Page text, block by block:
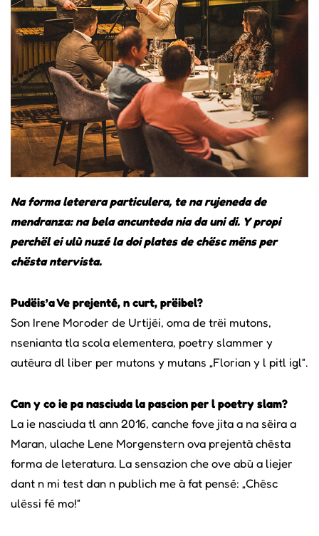
Na forma leterera particulera, te na rujeneda de
mendranza: na bela ancunteda nia da uni di. Y propi
perchël ei ulù nuzé la doi plates de chësc mëns per
chësta ntervista.
Pudëis’a Ve prejenté, n curt, prëibel?
Son Irene Moroder de Urtijëi, oma de trëi mutons,
nsenianta tla scola elementera, poetry slammer y
autëura dl liber per mutons y mutans „Florian y l pitl igl“.
Can y co ie pa nasciuda la pascion per l poetry slam?
La ie nasciuda tl ann 2016, canche fove jita a na sëira a
Maran, ulache Lene Morgenstern ova prejentà chësta
forma de leteratura. La sensazion che ove abù a liejer
dant n mi test dan n publich me à fat pensé: „Chësc
ulëssi fé mo!“